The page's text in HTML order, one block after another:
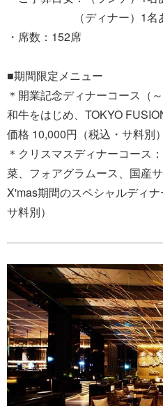
（ディナー）1名あた
・席数：152席
■期間限定メニュー
＊開業記念ディナーコース（
和牛をはじめ、TOKYO
価格 10,000円（税込・サ料別）
＊クリスマスディナーコース
菜、フォアグラムース、国産
X'mas期間のスペシャルディ
サ料別）